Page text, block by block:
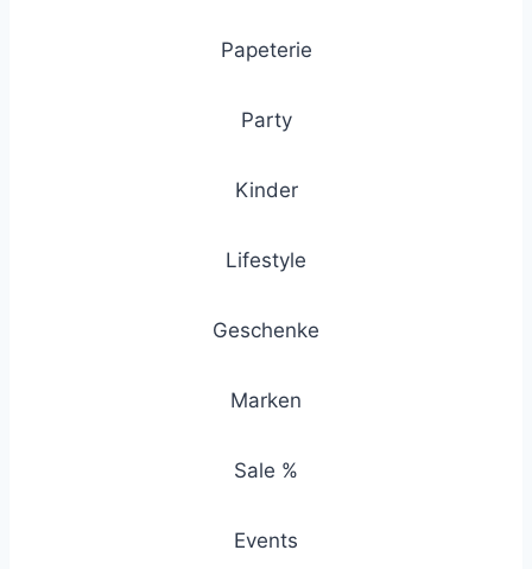
Papeterie
Party
Kinder
Lifestyle
Geschenke
Marken
Sale %
Events